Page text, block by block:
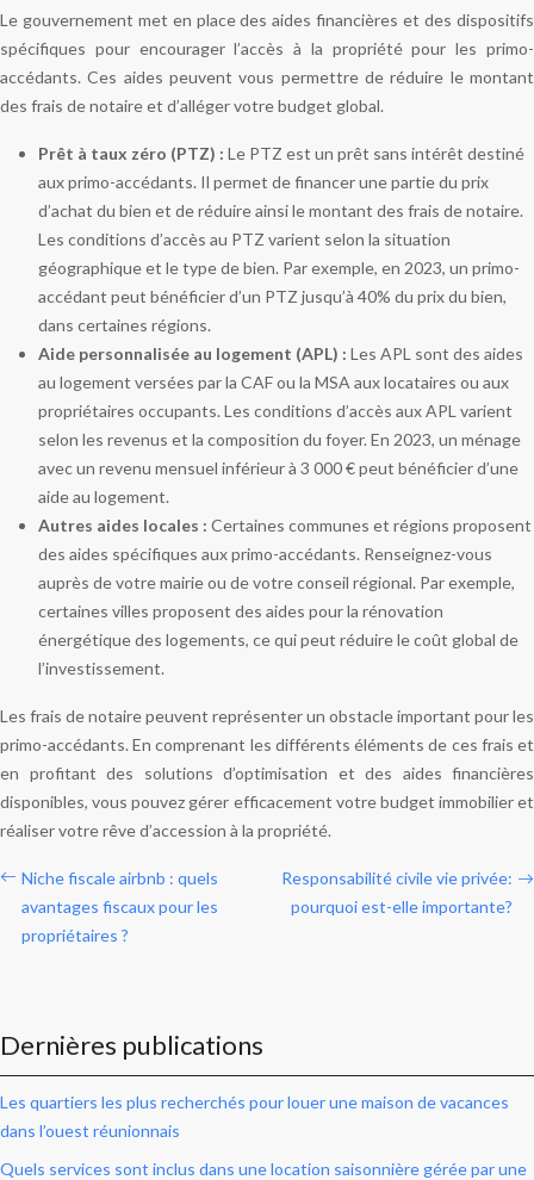
Le gouvernement met en place des aides financières et des dispositifs
spécifiques pour encourager l’accès à la propriété pour les primo-
accédants. Ces aides peuvent vous permettre de réduire le montant
des frais de notaire et d’alléger votre budget global.
Prêt à taux zéro (PTZ) : Le PTZ est un prêt sans intérêt destiné
aux primo-accédants. Il permet de financer une partie du prix
d’achat du bien et de réduire ainsi le montant des frais de notaire.
Les conditions d’accès au PTZ varient selon la situation
géographique et le type de bien. Par exemple, en 2023, un primo-
accédant peut bénéficier d’un PTZ jusqu’à 40% du prix du bien,
dans certaines régions.
Aide personnalisée au logement (APL) : Les APL sont des aides
au logement versées par la CAF ou la MSA aux locataires ou aux
propriétaires occupants. Les conditions d’accès aux APL varient
selon les revenus et la composition du foyer. En 2023, un ménage
avec un revenu mensuel inférieur à 3 000 € peut bénéficier d’une
aide au logement.
Autres aides locales : Certaines communes et régions proposent
des aides spécifiques aux primo-accédants. Renseignez-vous
auprès de votre mairie ou de votre conseil régional. Par exemple,
certaines villes proposent des aides pour la rénovation
énergétique des logements, ce qui peut réduire le coût global de
l’investissement.
Les frais de notaire peuvent représenter un obstacle important pour les
primo-accédants. En comprenant les différents éléments de ces frais et
en profitant des solutions d’optimisation et des aides financières
disponibles, vous pouvez gérer efficacement votre budget immobilier et
réaliser votre rêve d’accession à la propriété.
Niche fiscale airbnb : quels
avantages fiscaux pour les
propriétaires ?
Responsabilité civile vie privée:
pourquoi est-elle importante?
Dernières publications
Les quartiers les plus recherchés pour louer une maison de vacances
dans l’ouest réunionnais
Quels services sont inclus dans une location saisonnière gérée par une